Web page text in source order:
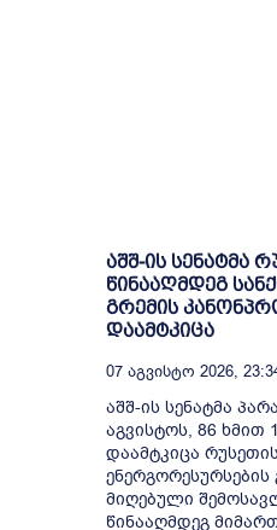
აშშ-ის სენატმა
წინააღმდეგ
გრემის
დაამტკიცა
07 Აგვისტო 2026,
აშშ-ის სენატმა
აგვისტოს, 86 ხმით
დაამტკიცა
მიღებული
წინააღმდეგ